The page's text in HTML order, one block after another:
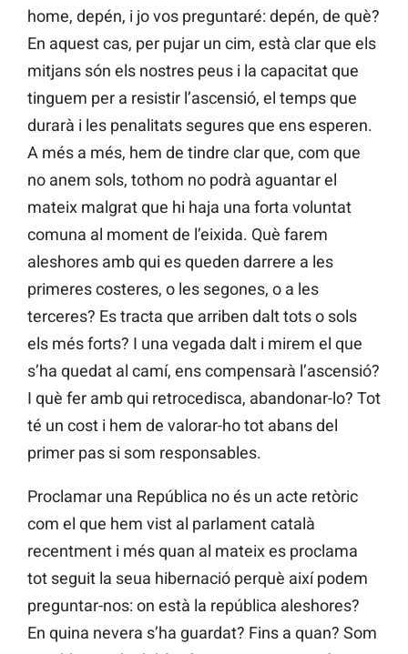
home, depén, i jo vos preguntaré: depén, de què?
En aquest cas, per pujar un cim, està clar que els
mitjans són els nostres peus i la capacitat que
tinguem per a resistir l’ascensió, el temps que
durarà i les penalitats segures que ens esperen.
A més a més, hem de tindre clar que, com que
no anem sols, tothom no podrà aguantar el
mateix malgrat que hi haja una forta voluntat
comuna al moment de l’eixida. Què farem
aleshores amb qui es queden darrere a les
primeres costeres, o les segones, o a les
terceres? Es tracta que arriben dalt tots o sols
els més forts? I una vegada dalt i mirem el que
s’ha quedat al camí, ens compensarà l’ascensió?
I què fer amb qui retrocedisca, abandonar-lo? Tot
té un cost i hem de valorar-ho tot abans del
primer pas si som responsables.
Proclamar una República no és un acte retòric
com el que hem vist al parlament català
recentment i més quan al mateix es proclama
tot seguit la seua hibernació perquè així podem
preguntar-nos: on està la república aleshores?
En quina nevera s’ha guardat? Fins a quan? Som